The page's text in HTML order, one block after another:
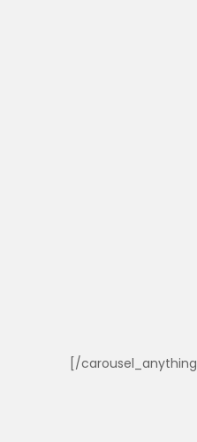
[/carousel_anything]